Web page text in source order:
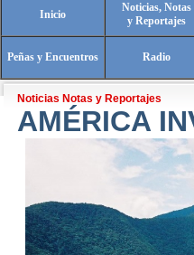
Inicio
Noticias, Notas
y Reportajes
Peñas y Encuentros Radio
Noticias Notas y Reportajes
AMÉRICA